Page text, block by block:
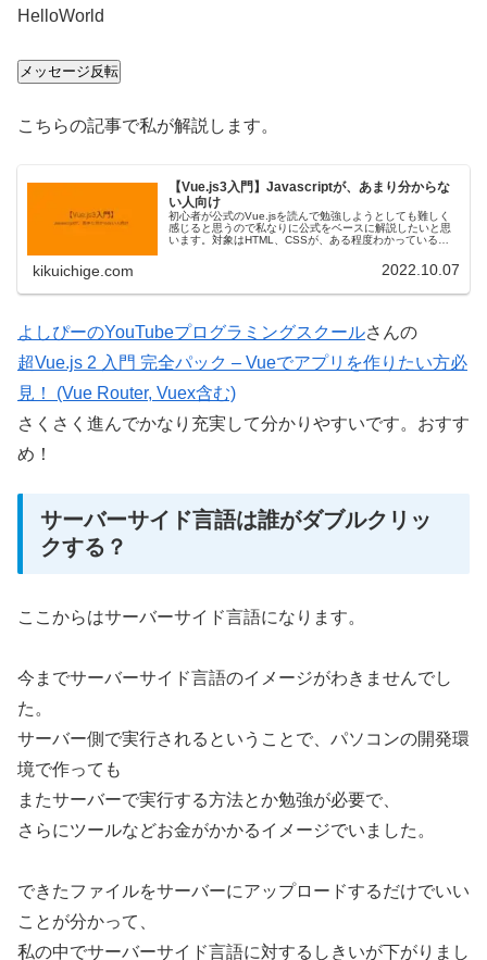
HelloWorld
メッセージ反転
こちらの記事で私が解説します。
【Vue.js3入門】Javascriptが、あまり分からな
い人向け
初心者が公式のVue.jsを読んで勉強しようとしても難しく
感じると思うので私なりに公式をベースに解説したいと思
います。対象はHTML、CSSが、ある程度わかっている方
kikuichige.com 2022.10.07
よしぴーのYouTubeプログラミングスクールさんの
超Vue.js 2 入門 完全パック – Vueでアプリを作りたい方必
見！ (Vue Router, Vuex含む)
さくさく進んでかなり充実して分かりやすいです。おすす
め！
サーバーサイド言語は誰がダブルクリッ
クする？
ここからはサーバーサイド言語になります。
今までサーバーサイド言語のイメージがわきませんでし
た。
サーバー側で実行されるということで、パソコンの開発環
境で作っても
またサーバーで実行する方法とか勉強が必要で、
さらにツールなどお金がかかるイメージでいました。
できたファイルをサーバーにアップロードするだけでいい
ことが分かって、
私の中でサーバーサイド言語に対するしきいが下がりまし